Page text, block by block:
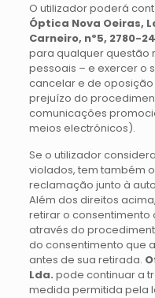
O utilizador poderá
Óptica Nova Oeiras,
Carneiro, nº5, 2780-
para qualquer questão
pessoais – e exercer o
cancelar e de
prejuízo do
comunicações
meios electrónicos).
Se o utilizador
violados, tem também
reclamação junto à
Além dos direitos
retirar o
através do
do consentimento que
antes de sua retirada.
Lda. pode continuar a
medida permitida pela